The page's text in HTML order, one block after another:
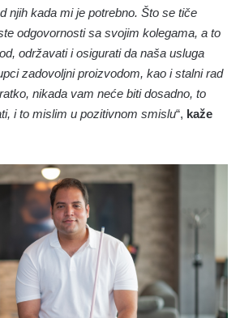
njih kada mi je potrebno. Što se tiče
odgovornosti sa svojim kolegama, a to
održavati i osigurati da naša usluga
zadovoljni proizvodom, kao i stalni rad
nikada vam neće biti dosadno, to
i to mislim u pozitivnom smislu“, kaže